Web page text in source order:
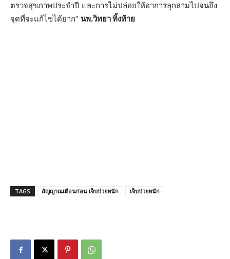
ตรวจสุขภาพประจำปี และการไม่ปล่อยให้อาการลุกลามไปจนถึง
จุดที่จะแก้ไขได้ยาก” นพ.วิทยา ทิ้งท้าย
TAGS สัญญาณเตือนก่อน เจ็บป่วยหนัก เจ็บป่วยหนัก